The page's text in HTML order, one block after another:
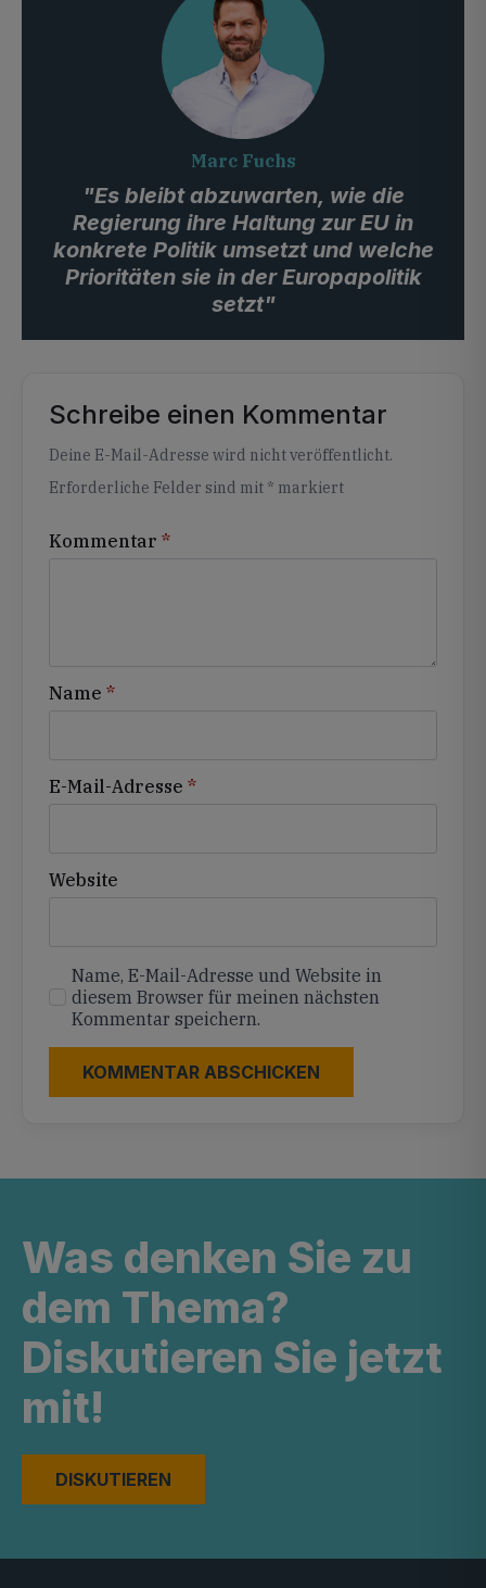
Marc Fuchs
"Es bleibt abzuwarten, wie die
Regierung ihre Haltung zur EU in
konkrete Politik umsetzt und welche
Prioritäten sie in der Europapolitik
setzt"
Schreibe einen Kommentar
Deine E-Mail-Adresse wird nicht veröffentlicht.
Erforderliche Felder sind mit * markiert
Kommentar *
Name *
E-Mail-Adresse *
Website
Name, E-Mail-Adresse und Website in
diesem Browser für meinen nächsten
Kommentar speichern.
Alternative:
Was denken Sie zu
dem Thema?
Diskutieren Sie jetzt
mit!
DISKUTIEREN